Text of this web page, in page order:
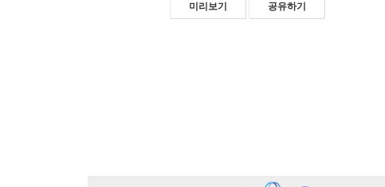
미리보기 공유하기